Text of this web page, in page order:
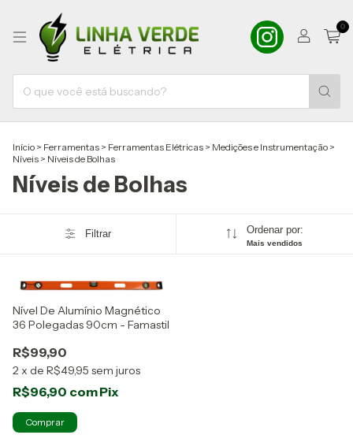
0
Início > Ferramentas > Ferramentas Elétricas > Medições e Instrumentação >
Níveis > Níveis de Bolhas
Níveis de Bolhas
Filtrar Ordenar por:
Mais vendidos
Nível De Alumínio Magnético
36 Polegadas 90cm - Famastil
R$99,90
2x de R$49,95 sem juros
R$96,90 comPix